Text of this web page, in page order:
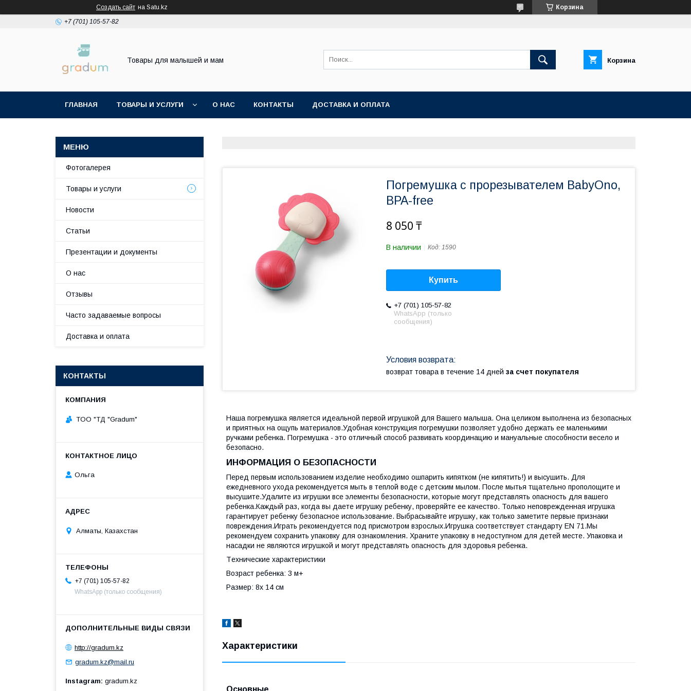
Создать сайт на Satu.kz Корзина
+7 (701) 105-57-82
Товары для малышей и мам Корзина
ГЛАВНАЯ ТОВАРЫ И УСЛУГИ О НАС КОНТАКТЫ ДОСТАВКА И ОПЛАТА
Погремушка с прорезывателем BabyOno,
BPA-free
8 050 ₸
В наличии Код: 1590
Купить
+7 (701) 105-57-82
WhatsApp (только
сообщения)
возврат товара в течение 14 дней за счет покупателя
Наша погремушка является идеальной первой игрушкой для Вашего малыша. Она целиком выполнена из безопасных
и приятных на ощупь материалов.Удобная конструкция погремушки позволяет удобно держать ее маленькими
ручками ребенка. Погремушка - это отличный способ развивать координацию и мануальные способности весело и
безопасно.
ИНФОРМАЦИЯ О БЕЗОПАСНОСТИ
Перед первым использованием изделие необходимо ошпарить кипятком (не кипятить!) и высушить. Для
ежедневного ухода рекомендуется мыть в теплой воде с детским мылом. После мытья тщательно прополощите и
высушите.Удалите из игрушки все элементы безопасности, которые могут представлять опасность для вашего
ребенка.Каждый раз, когда вы даете игрушку ребенку, проверяйте ее качество. Только неповрежденная игрушка
гарантирует ребенку безопасное использование. Выбрасывайте игрушку, как только заметите первые признаки
повреждения.Играть рекомендуется под присмотром взрослых.Игрушка соответствует стандарту EN 71.Мы
рекомендуем сохранить упаковку для ознакомления. Храните упаковку в недоступном для детей месте. Упаковка и
насадки не являются игрушкой и могут представлять опасность для здоровья ребенка.
Tехнические характеристики
Возраст ребенка: 3 м+
Размер: 8x 14 см
Характеристики
Основные
Фотогалерея
Товары и услуги
Новости
Статьи
Презентации и документы
О нас
Отзывы
Часто задаваемые вопросы
Доставка и оплата
КОНТАКТЫ
TOO "ТД "Gradum"
Ольга
Алматы, Казахстан
+7 (701) 105-57-82
WhatsApp (только сообщения)
http://gradum.kz
gradum.kz@mail.ru
Instagram gradum.kz